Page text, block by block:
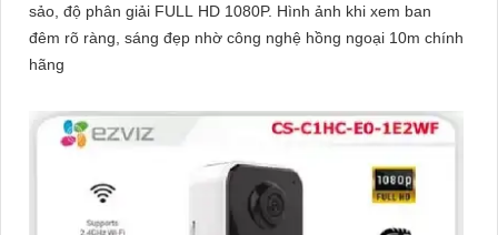
sảo, độ phân giải FULL HD 1080P. Hình ảnh khi xem ban
đêm rõ ràng, sáng đẹp nhờ công nghệ hồng ngoại 10m chính
hãng